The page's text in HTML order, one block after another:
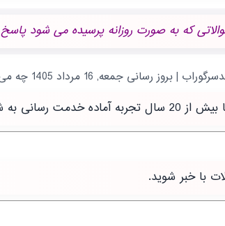
که به صورت روزانه پرسیده می شود
عزیز است.
با خبر شوید.